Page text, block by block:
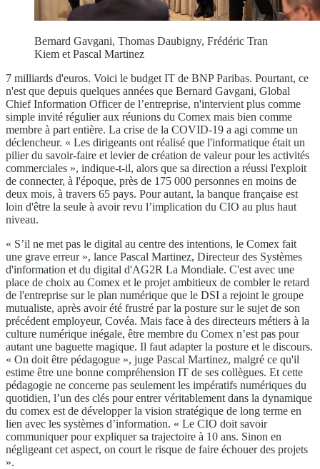
Bernard Gavgani, Thomas Daubigny, Frédéric Tran
Kiem et Pascal Martinez
7 milliards d'euros. Voici le budget IT de BNP Paribas. Pourtant, ce
n'est que depuis quelques années que Bernard Gavgani, Global
Chief Information Officer de l’entreprise, n'intervient plus comme
simple invité régulier aux réunions du Comex mais bien comme
membre à part entière. La crise de la COVID-19 a agi comme un
déclencheur. « Les dirigeants ont réalisé que l'informatique était un
pilier du savoir-faire et levier de création de valeur pour les activités
commerciales », indique-t-il, alors que sa direction a réussi l'exploit
de connecter, à l'époque, près de 175 000 personnes en moins de
deux mois, à travers 65 pays. Pour autant, la banque française est
loin d'être la seule à avoir revu l’implication du CIO au plus haut
niveau.
« S’il ne met pas le digital au centre des intentions, le Comex fait
une grave erreur », lance Pascal Martinez, Directeur des Systèmes
d'information et du digital d'AG2R La Mondiale. C'est avec une
place de choix au Comex et le projet ambitieux de combler le retard
de l'entreprise sur le plan numérique que le DSI a rejoint le groupe
mutualiste, après avoir été frustré par la posture sur le sujet de son
précédent employeur, Covéa. Mais face à des directeurs métiers à la
culture numérique inégale, être membre du Comex n’est pas pour
autant une baguette magique. Il faut adapter la posture et le discours.
« On doit être pédagogue », juge Pascal Martinez, malgré ce qu'il
estime être une bonne compréhension IT de ses collègues. Et cette
pédagogie ne concerne pas seulement les impératifs numériques du
quotidien, l’un des clés pour entrer véritablement dans la dynamique
du comex est de développer la vision stratégique de long terme en
lien avec les systèmes d’information. « Le CIO doit savoir
communiquer pour expliquer sa trajectoire à 10 ans. Sinon en
négligeant cet aspect, on court le risque de faire échouer des projets
».